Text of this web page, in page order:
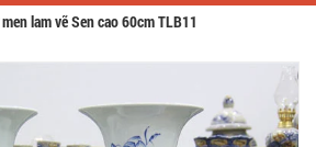
lam vẽ Sen cao 60cm TLB11